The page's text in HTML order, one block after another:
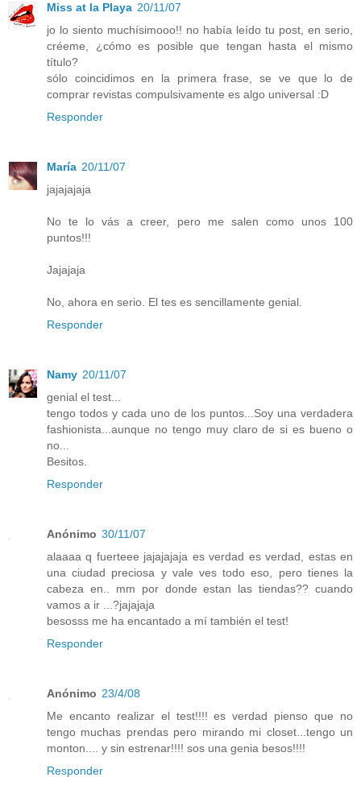
Miss at la Playa 20/11/07
jo lo siento muchísimooo!! no había leído tu post, en serio,
créeme, ¿cómo es posible que tengan hasta el mismo
título?
sólo coincidimos en la primera frase, se ve que lo de
comprar revistas compulsivamente es algo universal :D
Responder
María 20/11/07
jajajajaja
No te lo vás a creer, pero me salen como unos 100
puntos!!!
Jajajaja
No, ahora en serio. El tes es sencillamente genial.
Responder
Namy 20/11/07
genial el test...
tengo todos y cada uno de los puntos...Soy una verdadera
fashionista...aunque no tengo muy claro de si es bueno o
no...
Besitos.
Responder
Anónimo 30/11/07
alaaaa q fuerteee jajajajaja es verdad es verdad, estas en
una ciudad preciosa y vale ves todo eso, pero tienes la
cabeza en.. mm por donde estan las tiendas?? cuando
vamos a ir ...?jajajaja
besosss me ha encantado a mí también el test!
Responder
Anónimo 23/4/08
Me encanto realizar el test!!!! es verdad pienso que no
tengo muchas prendas pero mirando mi closet...tengo un
monton.... y sin estrenar!!!! sos una genia besos!!!!
Responder